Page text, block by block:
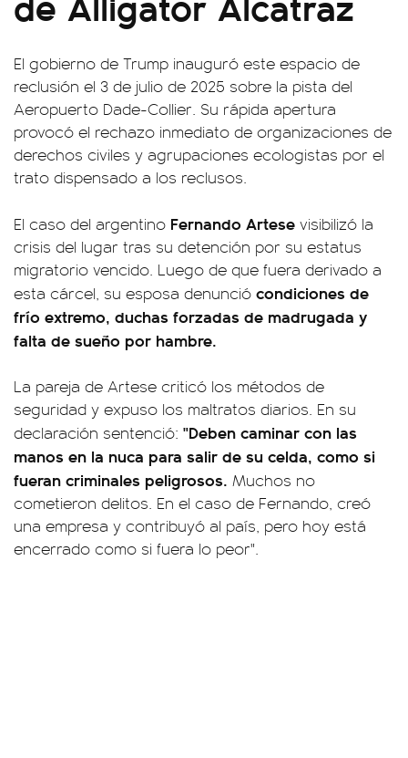
El gobierno de Trump inauguró este espacio de
reclusión el 3 de julio de 2025 sobre la pista del
Aeropuerto Dade-Collier. Su rápida apertura
provocó el rechazo inmediato de organizaciones de
derechos civiles y agrupaciones ecologistas por el
trato dispensado a los reclusos.
El caso del argentino Fernando Artese visibilizó la
crisis del lugar tras su detención por su estatus
migratorio vencido. Luego de que fuera derivado a
esta cárcel, su esposa denunció condiciones de
frío extremo, duchas forzadas de madrugada y
falta de sueño por hambre.
La pareja de Artese criticó los métodos de
seguridad y expuso los maltratos diarios. En su
declaración sentenció: "Deben caminar con las
manos en la nuca para salir de su celda, como si
fueran criminales peligrosos. Muchos no
cometieron delitos. En el caso de Fernando, creó
una empresa y contribuyó al país, pero hoy está
encerrado como si fuera lo peor".